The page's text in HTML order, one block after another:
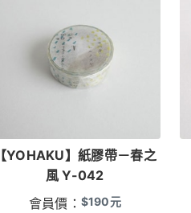
【YOHAKU】紙膠帶－春之
風 Y-042
會員價： $190元